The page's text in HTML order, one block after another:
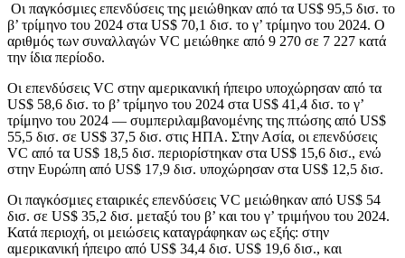
Οι παγκόσμιες επενδύσεις της μειώθηκαν από τα US$ 95,5 δισ. το
β’ τρίμηνο του 2024 στα US$ 70,1 δισ. το γ’ τρίμηνο του 2024. Ο
αριθμός των συναλλαγών VC μειώθηκε από 9 270 σε 7 227 κατά
την ίδια περίοδο.
Οι επενδύσεις VC στην αμερικανική ήπειρο υποχώρησαν από τα
US$ 58,6 δισ. το β’ τρίμηνο του 2024 στα US$ 41,4 δισ. το γ’
τρίμηνο του 2024 — συμπεριλαμβανομένης της πτώσης από US$
55,5 δισ. σε US$ 37,5 δισ. στις ΗΠΑ. Στην Ασία, οι επενδύσεις
VC από τα US$ 18,5 δισ. περιορίστηκαν στα US$ 15,6 δισ., ενώ
στην Ευρώπη από US$ 17,9 δισ. υποχώρησαν στα US$ 12,5 δισ.
Οι παγκόσμιες εταιρικές επενδύσεις VC μειώθηκαν από US$ 54
δισ. σε US$ 35,2 δισ. μεταξύ του β’ και του γ’ τριμήνου του 2024.
Κατά περιοχή, οι μειώσεις καταγράφηκαν ως εξής: στην
αμερικανική ήπειρο από US$ 34,4 δισ. US$ 19,6 δισ., και